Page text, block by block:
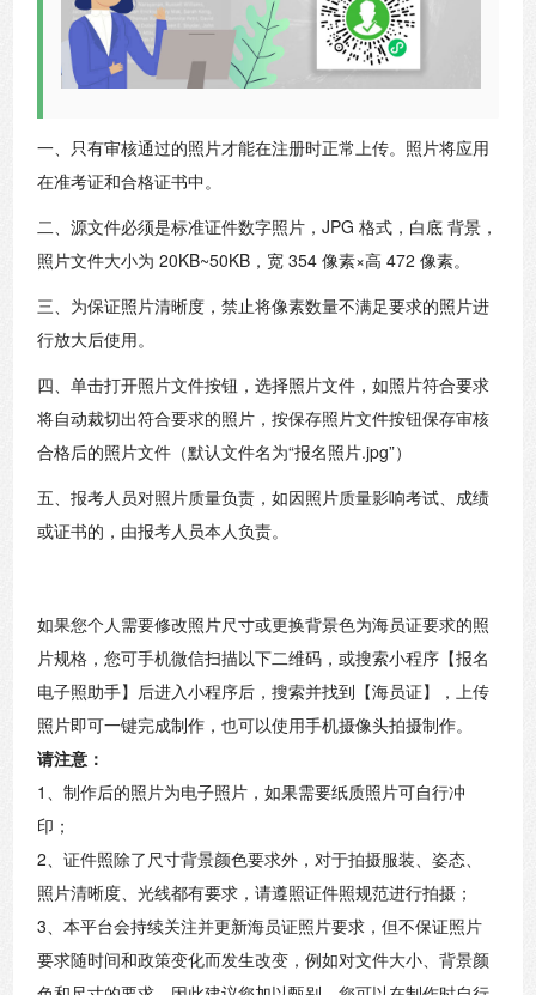
一、只有审核通过的照片才能在注册时正常上传。照片将应用
在准考证和合格证书中。
二、源文件必须是标准证件数字照片，JPG 格式，白底 背景，
照片文件大小为 20KB~50KB，宽 354 像素×高 472 像素。
三、为保证照片清晰度，禁止将像素数量不满足要求的照片进
行放大后使用。
四、单击打开照片文件按钮，选择照片文件，如照片符合要求
将自动裁切出符合要求的照片，按保存照片文件按钮保存审核
合格后的照片文件（默认文件名为“报名照片.jpg”）
五、报考人员对照片质量负责，如因照片质量影响考试、成绩
或证书的，由报考人员本人负责。
如果您个人需要修改照片尺寸或更换背景色为海员证要求的照
片规格，您可手机微信扫描以下二维码，或搜索小程序【报名
电子照助手】后进入小程序后，搜索并找到【海员证】，上传
照片即可一键完成制作，也可以使用手机摄像头拍摄制作。
请注意：
1、制作后的照片为电子照片，如果需要纸质照片可自行冲
印；
2、证件照除了尺寸背景颜色要求外，对于拍摄服装、姿态、
照片清晰度、光线都有要求，请遵照证件照规范进行拍摄；
3、本平台会持续关注并更新海员证照片要求，但不保证照片
要求随时间和政策变化而发生改变，例如对文件大小、背景颜